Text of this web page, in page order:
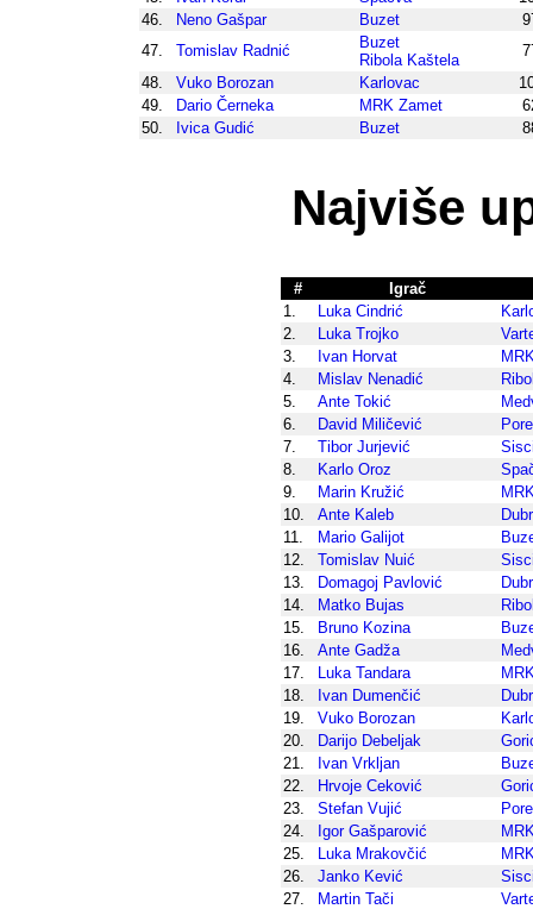
46.
Neno Gašpar Buzet
47.
Tomislav Radnić
Buzet
Ribola Kaštela
48.
Vuko Borozan Karlovac
49.
Dario Černeka MRK Zamet
50.
Ivica Gudić Buzet
Najviše
#
Igrač
1.
Luka Cindrić
2.
Luka Trojko
3.
Ivan Horvat
4.
Mislav Nenadić
5.
Ante Tokić
6.
David Miličević
7.
Tibor Jurjević
8.
Karlo Oroz
9.
Marin Kružić
10.
Ante Kaleb
11.
Mario Galijot
12.
Tomislav Nuić
13.
Domagoj Pavlović
14.
Matko Bujas
15.
Bruno Kozina
16.
Ante Gadža
17.
Luka Tandara
18.
Ivan Dumenčić
19.
Vuko Borozan
20.
Darijo Debeljak
21.
Ivan Vrkljan
22.
Hrvoje Ceković
23.
Stefan Vujić
24.
Igor Gašparović
25.
Luka Mrakovčić
26.
Janko Kević
27.
Martin Tači